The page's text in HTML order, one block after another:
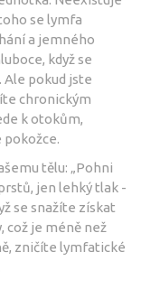
se lymfa
a jemného
když se
pokud jste
chronickým
k otokům,
tělu: „Pohni
jen lehký tlak -
se snažíte získat
což je méně než
zničíte lymfatické